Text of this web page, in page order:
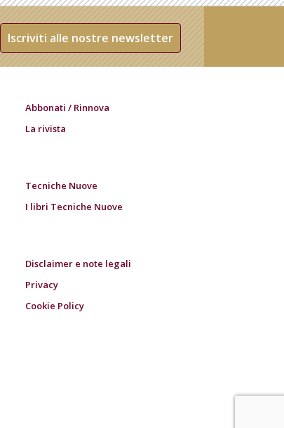
Iscriviti alle nostre newsletter
Abbonati / Rinnova
La rivista
Tecniche Nuove
I libri Tecniche Nuove
Disclaimer e note legali
Privacy
Cookie Policy